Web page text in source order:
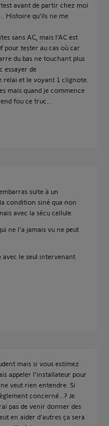
avant de partir chez moi
Histoire qu'ils ne me
sans AC, mais l'AC est
pour tester au cas où car
du bas ne touchant plus
essayer de
relai et le voyant 1 clignote.
mais quand je commence
fou ce truc...
suite à un
condition siné qua non
avec la sécu cellule.
ne l'a jamais vu ne peut
avec le seul intervenant
mais si vous estimez
appeler l'installateur pour
veut rien entendre. Si
concerné...? Je
pas de venir donner des
en aider d'autres ça sera